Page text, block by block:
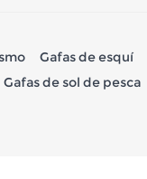
Gafas de esquí
Gafas de sol de pesca